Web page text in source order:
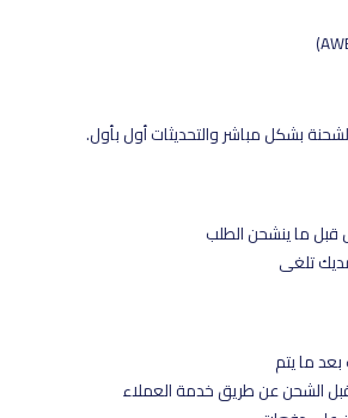
بشكل مباشر والتحديثات أول بأول.
ما ينشحن الطلب
تلغي
ما يتم
الشحن عن طريق خدمة العملاء